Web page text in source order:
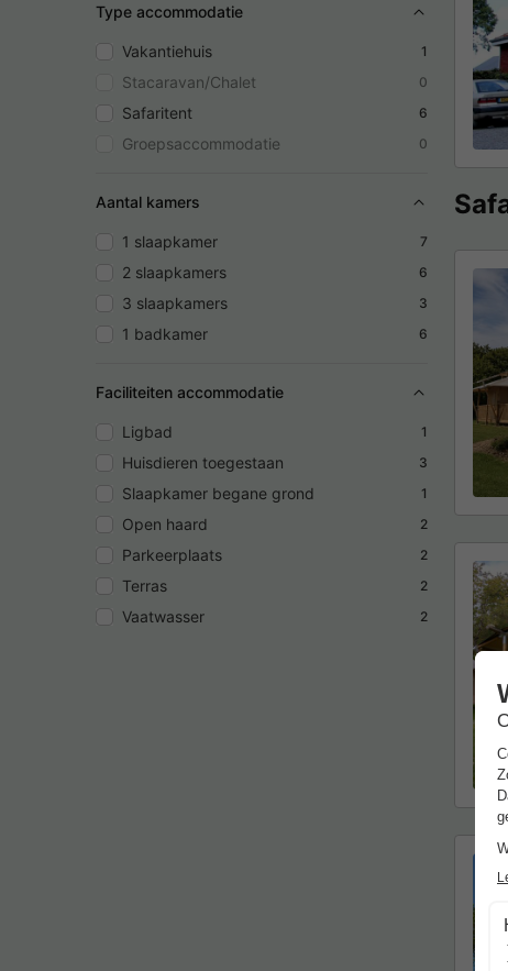
Type accommodatie
Vakantiehuis 1
Stacaravan/Chalet 0
Safaritent 6
Groepsaccommodatie 0
Aantal kamers
1 slaapkamer 7
2 slaapkamers 6
3 slaapkamers 3
1 badkamer 6
Faciliteiten accommodatie
Ligbad 1
Huisdieren toegestaan 3
Slaapkamer begane grond 1
Open haard 2
Parkeerplaats 2
Terras 2
Vaatwasser 2